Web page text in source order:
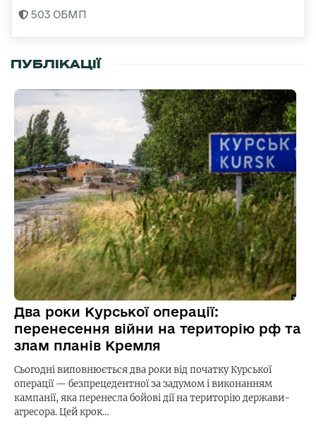
503 ОБМП
ПУБЛІКАЦІЇ
Два роки Курської операції:
перенесення війни на територію рф та
злам планів Кремля
Сьогодні виповнюється два роки від початку Курської
операції — безпрецедентної за задумом і виконанням
кампанії, яка перенесла бойові дії на територію держави-
агресора. Цей крок…